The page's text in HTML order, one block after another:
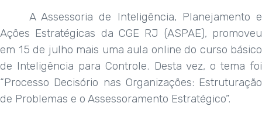
A Assessoria de Inteligência, Planejamento e
Ações Estratégicas da CGE RJ (ASPAE), promoveu
em 15 de julho mais uma aula online do curso básico
de Inteligência para Controle. Desta vez, o tema foi
“Processo Decisório nas Organizações: Estruturação
de Problemas e o Assessoramento Estratégico”.